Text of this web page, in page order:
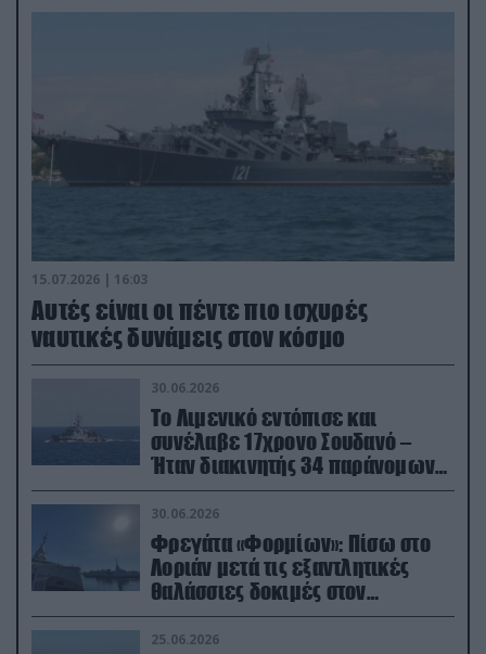
15.07.2026 | 16:03
Aυτές είναι οι πέντε πιο ισχυρές
ναυτικές δυνάμεις στον κόσμο
30.06.2026
Το Λιμενικό εντόπισε και
συνέλαβε 17χρονο Σουδανό –
Ήταν διακινητής 34 παράνομων
μεταναστών
30.06.2026
Φρεγάτα «Φορμίων»: Πίσω στο
Λοριάν μετά τις εξαντλητικές
θαλάσσιες δοκιμές στον
απαιτητικό Βισκαϊκό
25.06.2026